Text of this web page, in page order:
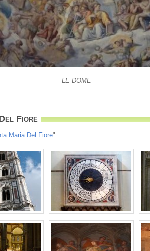
LE DOME
Fiore
Maria Del Fiore"